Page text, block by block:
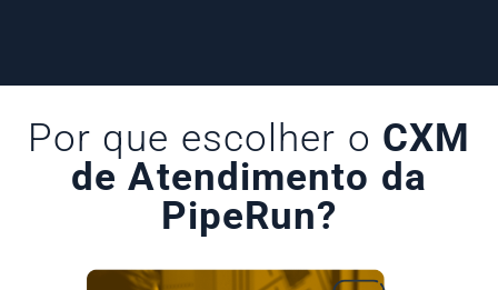
Por que escolher o CXM
de Atendimento da
PipeRun?